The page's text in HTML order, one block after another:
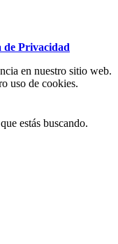
de Privacidad
en nuestro sitio web.
uso de cookies.
estás buscando.